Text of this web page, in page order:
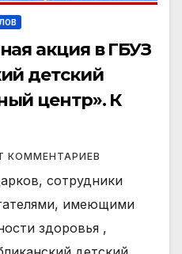
акция в ГБУЗ
детский
центр». К
КОММЕНТАРИЕВ
сотрудники
имеющими
здоровья ,